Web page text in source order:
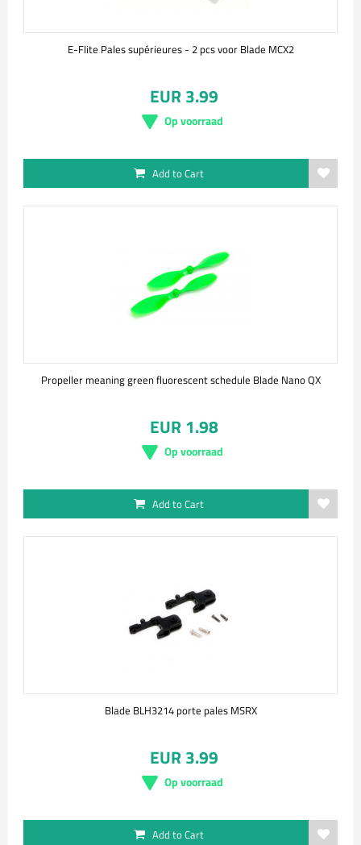
E-Flite Pales supérieures - 2 pcs voor Blade MCX2
EUR 3.99
Op voorraad
Add to Cart
Propeller meaning green fluorescent schedule Blade Nano QX
EUR 1.98
Op voorraad
Add to Cart
Blade BLH3214 porte pales MSRX
EUR 3.99
Op voorraad
Add to Cart